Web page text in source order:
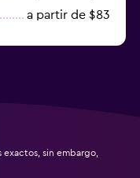
a partir de $83
sin embargo,